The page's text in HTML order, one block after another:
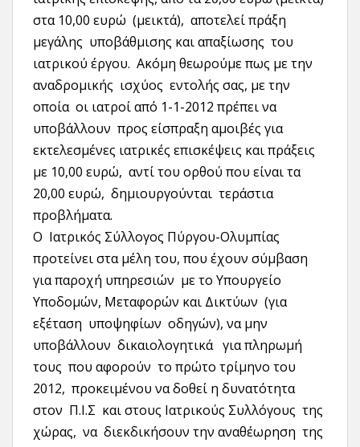
στα 10,00 ευρώ (μεικτά), αποτελεί πράξη
μεγάλης υποβάθμισης και απαξίωσης του
ιατρικού έργου. Ακόμη θεωρούμε πως με την
αναδρομικής ισχύος εντολής σας, με την
οποία οι ιατροί από 1-1-2012 πρέπει να
υποβάλλουν προς είσπραξη αμοιβές για
εκτελεσμένες ιατρικές επισκέψεις και πράξεις
με 10,00 ευρώ, αντί του ορθού που είναι τα
20,00 ευρώ, δημιουργούνται τεράστια
προβλήματα.
Ο Ιατρικός Σύλλογος Πύργου-Ολυμπίας
προτείνει στα μέλη του, που έχουν σύμβαση
για παροχή υπηρεσιών με το Υπουργείο
Υποδομών, Μεταφορών και Δικτύων (για
εξέταση υποψηφίων οδηγών), να μην
υποβάλλουν δικαιολογητικά για πληρωμή
τους που αφορούν το πρώτο τρίμηνο του
2012, προκειμένου να δοθεί η δυνατότητα
στον Π.Ι.Σ και στους Ιατρικούς Συλλόγους της
χώρας, να διεκδικήσουν την αναθέωρηση της